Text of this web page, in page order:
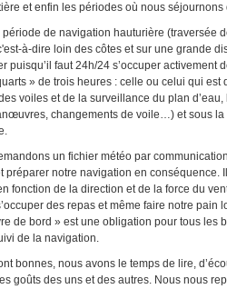
et enfin les périodes où nous
de navigation hauturière (traversée
à-dire loin des côtes et sur une grande
puisqu’il faut 24h/24 s’occuper activement
» de trois heures : celle ou celui qui
voiles et de la surveillance du plan d’eau,
changements de voile…) et sous
un fichier météo par
préparer notre navigation en conséquence.
fonction de la direction et de la force du
des repas et même faire notre pain
de bord » est une obligation pour tous les
de la navigation.
bonnes, nous avons le temps de lire,
goûts des uns et des autres. Nous nous